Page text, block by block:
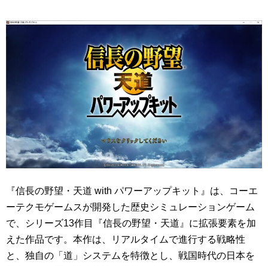
『信長の野望・天道 with パワーアップキット』は、コーエ
ーテクモゲームスが開発した歴史シミュレーションゲーム
で、シリーズ13作目『信長の野望・天道』に拡張要素を加
えた作品です。本作は、リアルタイムで進行する戦略性
と、独自の「道」システムを特徴とし、戦国時代の日本を